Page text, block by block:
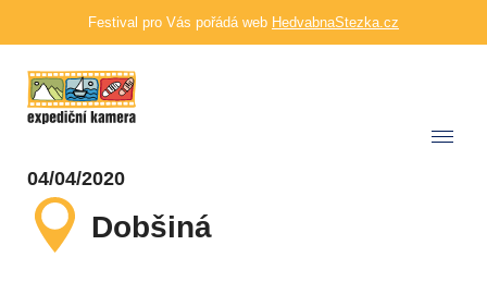
Festival pro Vás pořádá web HedvabnaStezka.cz
04/04/2020
Dobšiná